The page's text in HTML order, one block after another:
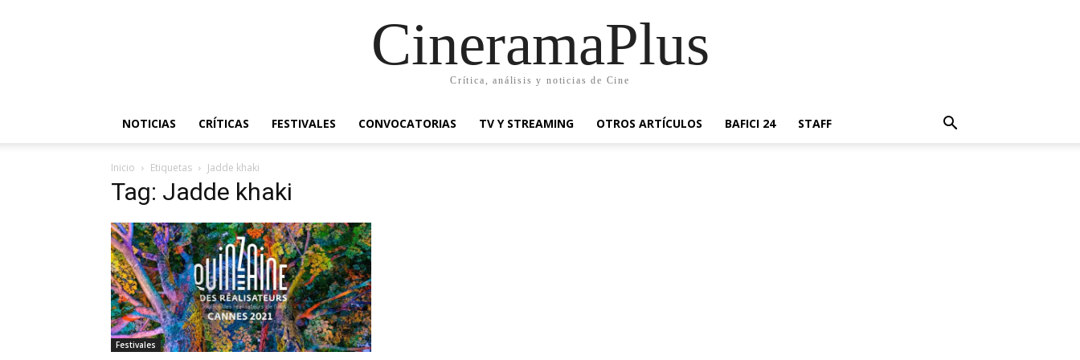
CineramaPlus
Crítica, análisis y noticias de Cine
NOTICIAS CRÍTICAS FESTIVALES CONVOCATORIAS TV Y STREAMING OTROS ARTÍCULOS BAFICI 24 STAFF
Inicio Etiquetas Jadde khaki
Tag: Jadde khaki
Festivales